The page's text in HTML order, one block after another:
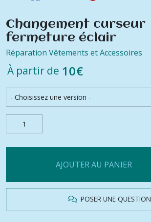
Changement curseur
fermeture éclair
Réparation Vêtements et Accessoires
À partir de 10€
AJOUTER AU PANIER
POSER UNE QUESTION